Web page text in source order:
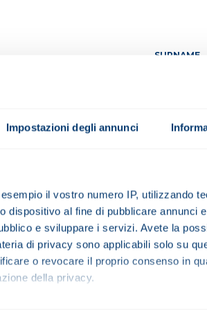
Impostazioni degli annunci
il vostro numero IP, utilizzando
al fine di pubblicare annunci
e sviluppare i servizi. Avete la
di privacy sono applicabili solo su
o revocare il proprio consenso in
della privacy.
SURNAME
EMAIL